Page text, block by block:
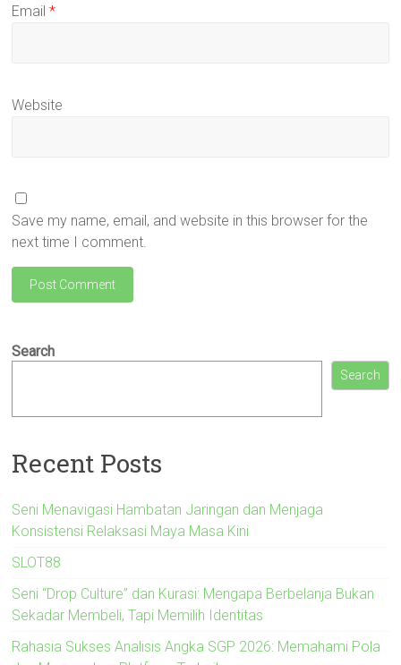
Email*
Website
Save my name, email, and website in this browser for the
next time I comment.
Search
Search
Recent Posts
Seni Menavigasi Hambatan Jaringan dan Menjaga
Konsistensi Relaksasi Maya Masa Kini
SLOT88
Seni “Drop Culture” dan Kurasi: Mengapa Berbelanja Bukan
Sekadar Membeli, Tapi Memilih Identitas
Rahasia Sukses Analisis Angka SGP 2026: Memahami Pola